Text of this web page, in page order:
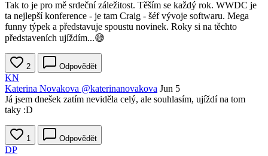
Tak to je pro mě srdeční záležitost. Těším se každý rok. WWDC je
ta nejlepší konference - je tam Craig - šéf vývoje softwaru. Mega
funny týpek a představuje spoustu novinek. Roky si na těchto
představeních ujíždím...😅
2 Odpovědět
KN
Katerina Novakova @katerinanovakova Jun 5
Já jsem dnešek zatím neviděla celý, ale souhlasím, ujíždí na tom
taky :D
1 Odpovědět
DP